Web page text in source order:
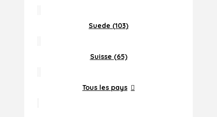
Suede (103)
Suisse (65)
Tous les pays